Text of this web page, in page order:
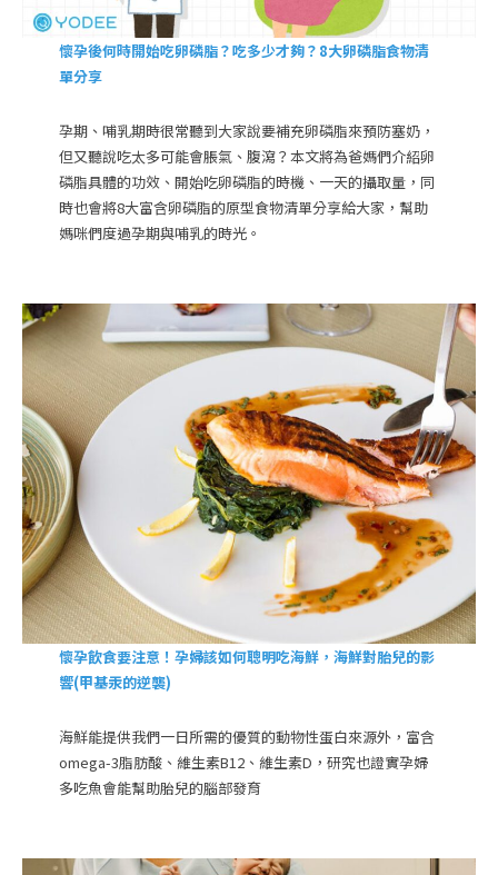
懷孕後何時開始吃卵磷脂？吃多少才夠？8大卵磷脂食物清
單分享
孕期、哺乳期時很常聽到大家說要補充卵磷脂來預防塞奶，
但又聽說吃太多可能會脹氣、腹瀉？本文將為爸媽們介紹卵
磷脂具體的功效、開始吃卵磷脂的時機、一天的攝取量，同
時也會將8大富含卵磷脂的原型食物清單分享給大家，幫助
媽咪們度過孕期與哺乳的時光。
懷孕飲食要注意！孕婦該如何聰明吃海鮮，海鮮對胎兒的影
響(甲基汞的逆襲)
海鮮能提供我們一日所需的優質的動物性蛋白來源外，富含
omega-3脂肪酸、維生素B12、維生素D，研究也證實孕婦
多吃魚會能幫助胎兒的腦部發育